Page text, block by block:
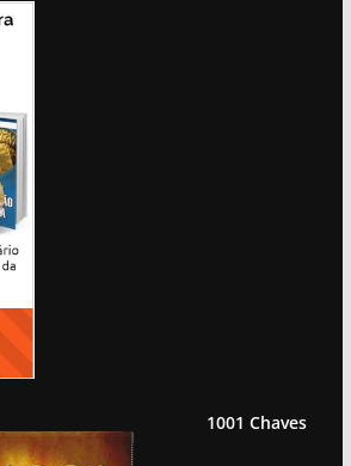
1001 Chaves